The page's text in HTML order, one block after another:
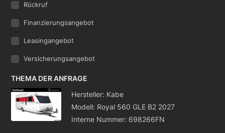
Rückruf
Finanzierungsangebot
Leasingangebot
Versicherungsangebot
THEMA DER ANFRAGE
Hersteller: Kabe
Modell: Royal 560 GLE B2 2027
Interne Nummer: 698266FN